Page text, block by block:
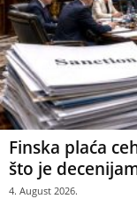
Finska plaća
što je
4. August 2026.